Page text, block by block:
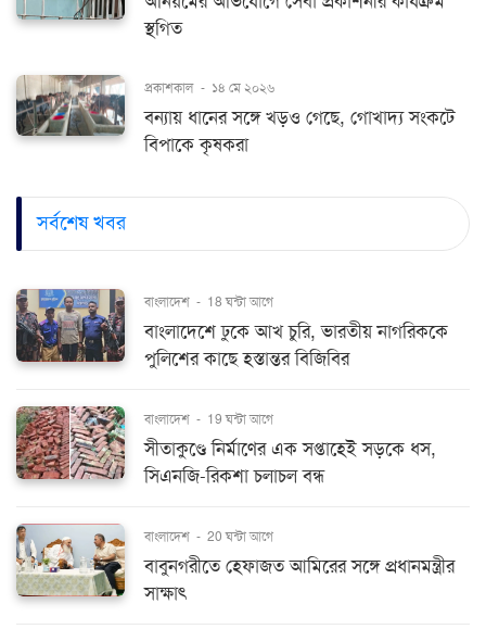
স্থগিত
প্রকাশকাল - ১৪ মে ২০২৬
বন্যায় ধানের সঙ্গে খড়ও গেছে, গোখাদ্য সংকটে
বিপাকে কৃষকরা
সর্বশেষ খবর
বাংলাদেশ - 18 ঘন্টা আগে
বাংলাদেশে ঢুকে আখ চুরি, ভারতীয় নাগরিককে
পুলিশের কাছে হস্তান্তর বিজিবির
বাংলাদেশ - 19 ঘন্টা আগে
সীতাকুণ্ডে নির্মাণের এক সপ্তাহেই সড়কে ধস,
সিএনজি-রিকশা চলাচল বন্ধ
বাংলাদেশ - 20 ঘন্টা আগে
বাবুনগরীতে হেফাজত আমিরের সঙ্গে প্রধানমন্ত্রীর
সাক্ষাৎ